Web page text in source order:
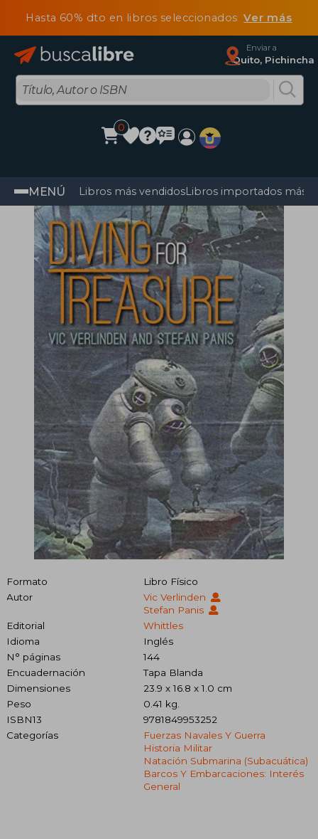
Hasta 60% dto en libros seleccionadosVer más
Enviar a
Quito, Pichincha
0
MENÚ Libros más vendidosLibros importados más
Formato
Libro Físico
Autor
Vic Verlinden
Stefan Panis
Editorial
Whittles
Idioma
Inglés
N° páginas
144
Encuadernación
Tapa Blanda
Dimensiones
23.9 x 16.8 x 1.0 cm
Peso
0.41 kg.
ISBN13
9781849953252
Categorías
Fuerzas Navales Y Guerra
Historia Militar
Natación Submarina (subacuática)
Barcos Y Embarcaciones: Interés
General